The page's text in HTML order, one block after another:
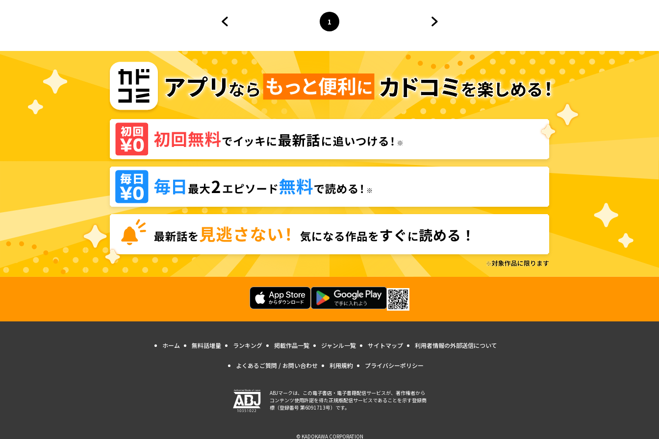
ページ
1
へ
ホーム 無料話増量 ランキング 掲載作品一覧 ジャンル一覧 サイトマップ 利用者情報の外部送信について
よくあるご質問 / お問い合わせ 利用規約 プライバシーポリシー
ABJマークは、この電子書店・電子書籍配信サービスが、著作権者から
コンテンツ使用許諾を得た正規版配信サービスであることを示す登録商
標（登録番号 第6091713号）です。
© KADOKAWA CORPORATION